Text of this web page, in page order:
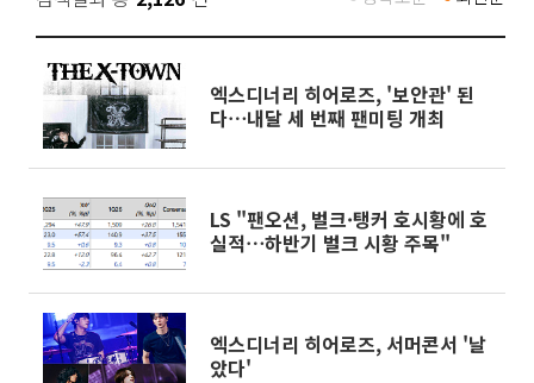
엑스디너리 히어로즈, '보안관' 된
다⋯내달 세 번째 팬미팅 개최
LS "팬오션, 벌크·탱커 호시황에 호
실적⋯하반기 벌크 시황 주목"
엑스디너리 히어로즈, 서머콘서 '날
았다'